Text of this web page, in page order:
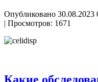
Опубликовано 30.08.2023
| Просмотров: 1671